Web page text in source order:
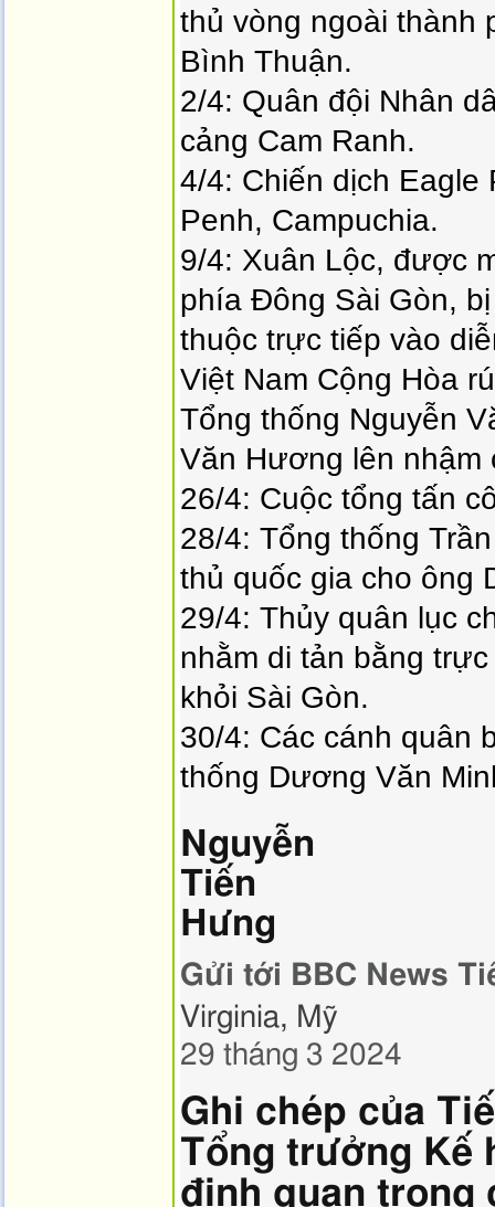
thủ vòng ngoài thành
Bình Thuận.
2/4: Quân đội Nhân
cảng Cam Ranh.
4/4: Chiến dịch Eagle
Penh, Campuchia.
9/4: Xuân Lộc, được
phía Đông Sài Gòn,
thuộc trực tiếp vào
Việt Nam Cộng Hòa
Tổng thống Nguyễn
Văn Hương lên nhậm
26/4: Cuộc tổng tấn
28/4: Tổng thống
thủ quốc gia cho ông
29/4: Thủy quân lục
nhằm di tản bằng
khỏi Sài Gòn.
30/4: Các cánh quân
thống Dương Văn
Nguyễn
Tiến
Hưng
Vai
trò,
Gửi tới BBC News
Virginia, Mỹ
29 tháng 3 2024
Ghi chép của
Tổng trưởng Kế
định quan trọng